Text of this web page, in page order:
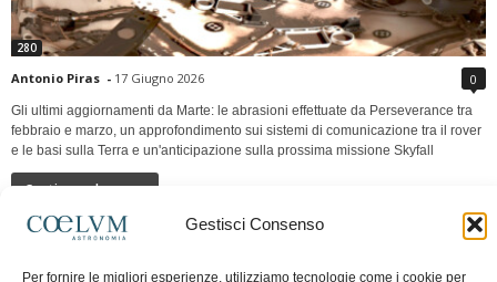
Gestisci Consenso
Per fornire le migliori esperienze, utilizziamo tecnologie come i cookie per
280
Antonio Piras - 17 Giugno 2026 0
Gli ultimi aggiornamenti da Marte: le abrasioni effettuate da Perseverance tra
febbraio e marzo, un approfondimento sui sistemi di comunicazione tra il rover
e le basi sulla Terra e un'anticipazione sulla prossima missione Skyfall
Continua a leggere